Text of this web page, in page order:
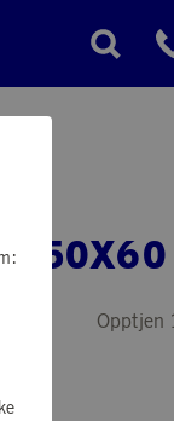
50X60
Opptjen